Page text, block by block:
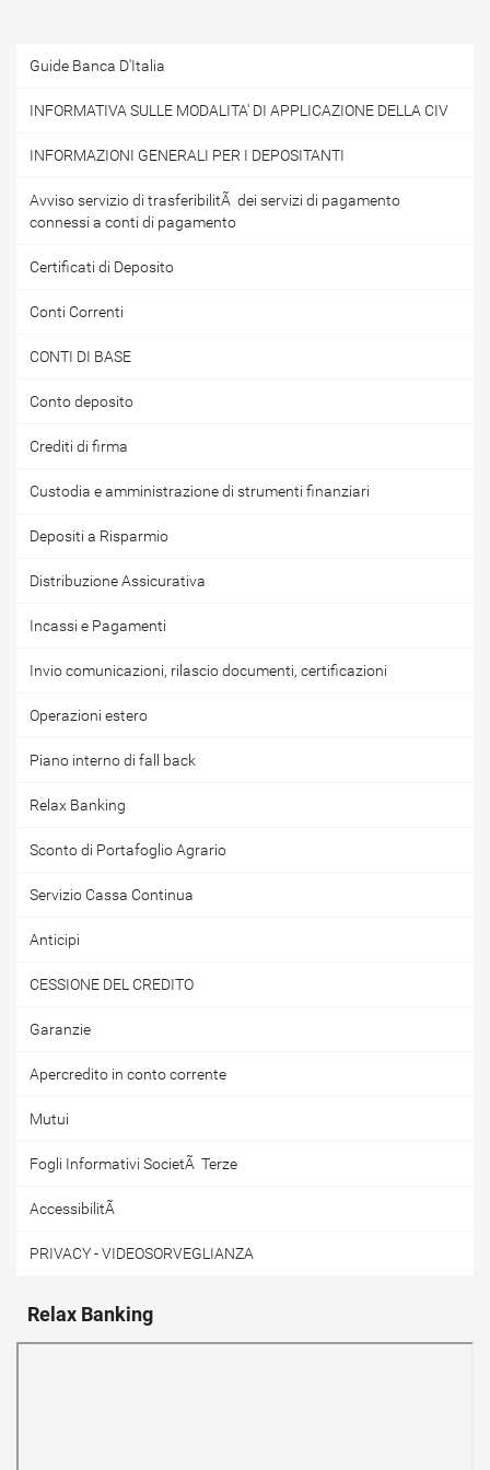
Guide Banca D'Italia
INFORMATIVA SULLE MODALITA' DI APPLICAZIONE DELLA CIV
INFORMAZIONI GENERALI PER I DEPOSITANTI
Avviso servizio di trasferibilitÃ dei servizi di pagamento
connessi a conti di pagamento
Certificati di Deposito
Conti Correnti
CONTI DI BASE
Conto deposito
Crediti di firma
Custodia e amministrazione di strumenti finanziari
Depositi a Risparmio
Distribuzione Assicurativa
Incassi e Pagamenti
Invio comunicazioni, rilascio documenti, certificazioni
Operazioni estero
Piano interno di fall back
Relax Banking
Sconto di Portafoglio Agrario
Servizio Cassa Continua
Anticipi
CESSIONE DEL CREDITO
Garanzie
Apercredito in conto corrente
Mutui
Fogli Informativi SocietÃ Terze
AccessibilitÃ
PRIVACY - VIDEOSORVEGLIANZA
Relax Banking